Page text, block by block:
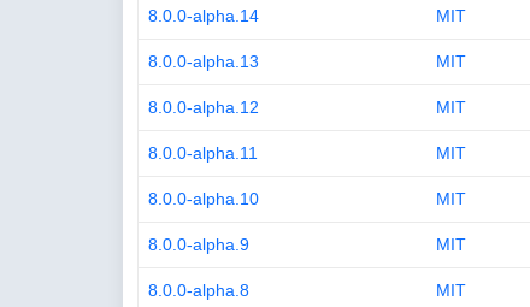
8.0.0-alpha.14 MIT
8.0.0-alpha.13 MIT
8.0.0-alpha.12 MIT
8.0.0-alpha.11 MIT
8.0.0-alpha.10 MIT
8.0.0-alpha.9 MIT
8.0.0-alpha.8 MIT